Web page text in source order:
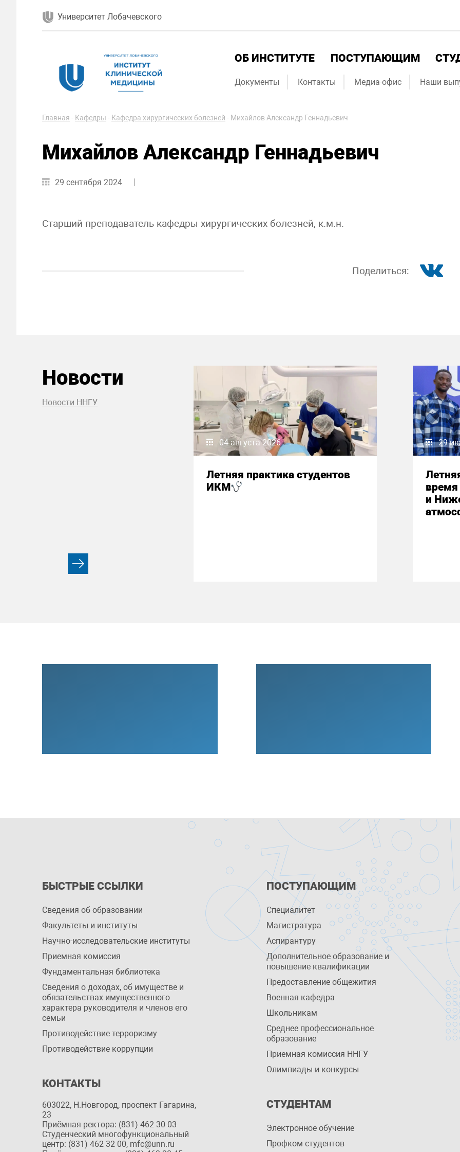
Университет Лобачевского
ОБ ИНСТИТУТЕ ПОСТУПАЮЩИМ
Документы Контакты Медиа-офис Наши
Главная - Кафедры - Кафедра хирургических болезней - Михайлов Александр Геннадьевич
Михайлов Александр Геннадьевич
29 сентября 2024
Старший преподаватель кафедры хирургических болезней, к.м.н.
Поделиться:
Новости
Новости ННГУ
04 августа 2026
Летняя практика студентов
ИКМ
29
время
и
БЫСТРЫЕ ССЫЛКИ
Сведения об образовании
Факультеты и институты
Научно-исследовательские институты
Приемная комиссия
Фундаментальная библиотека
Сведения о доходах, об имуществе и
обязательствах имущественного
характера руководителя и членов его
семьи
Противодействие терроризму
Противодействие коррупции
КОНТАКТЫ
603022, Н.Новгород, проспект Гагарина,
23
Приёмная ректора: (831) 462 30 03
Студенческий многофункциональный
центр: (831) 462 32 00, mfc@unn.ru
ПОСТУПАЮЩИМ
Специалитет
Магистратура
Аспирантуру
Дополнительное образование и
повышение квалификации
Предоставление общежития
Военная кафедра
Школьникам
Среднее профессиональное
образование
Приемная комиссия ННГУ
Олимпиады и конкурсы
СТУДЕНТАМ
Электронное обучение
Профком студентов